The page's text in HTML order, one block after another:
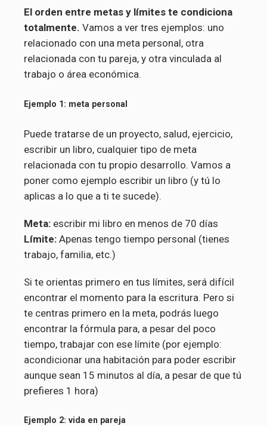
El orden entre metas y límites te condiciona
totalmente. Vamos a ver tres ejemplos: uno
relacionado con una meta personal, otra
relacionada con tu pareja, y otra vinculada al
trabajo o área económica.
Ejemplo 1: meta personal
Puede tratarse de un proyecto, salud, ejercicio,
escribir un libro, cualquier tipo de meta
relacionada con tu propio desarrollo. Vamos a
poner como ejemplo escribir un libro (y tú lo
aplicas a lo que a ti te sucede).
Meta: escribir mi libro en menos de 70 días
Límite: Apenas tengo tiempo personal (tienes
trabajo, familia, etc.)
Si te orientas primero en tus límites, será difícil
encontrar el momento para la escritura. Pero si
te centras primero en la meta, podrás luego
encontrar la fórmula para, a pesar del poco
tiempo, trabajar con ese límite (por ejemplo:
acondicionar una habitación para poder escribir
aunque sean 15 minutos al día, a pesar de que tú
prefieres 1 hora)
Ejemplo 2: vida en pareja